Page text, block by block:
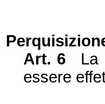
Art. 6
La
essere